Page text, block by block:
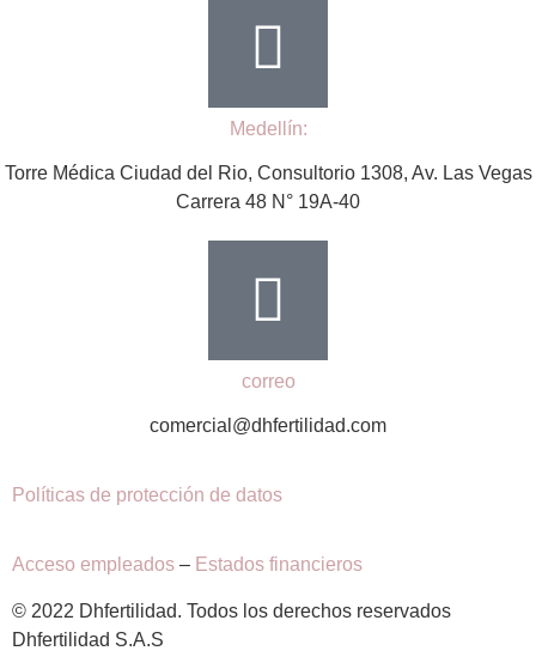
Medellín:
Torre Médica Ciudad del Rio, Consultorio 1308, Av. Las Vegas
Carrera 48 N° 19A-40
correo
comercial@dhfertilidad.com
Políticas de protección de datos
Acceso empleados – Estados financieros
© 2022 Dhfertilidad. Todos los derechos reservados
Dhfertilidad S.A.S